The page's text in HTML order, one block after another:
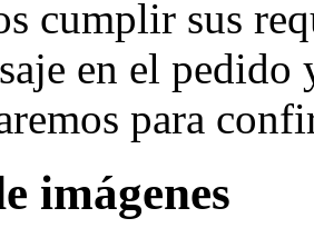
cumplir sus
en el pedido
para
imágenes